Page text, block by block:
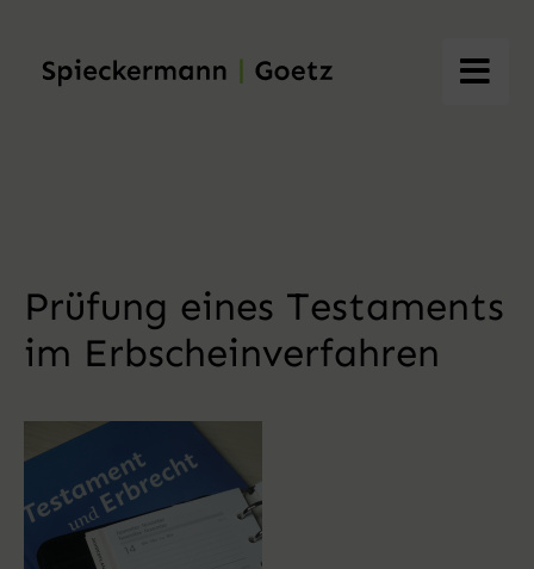
Prüfung eines Testaments
im Erbscheinverfahren